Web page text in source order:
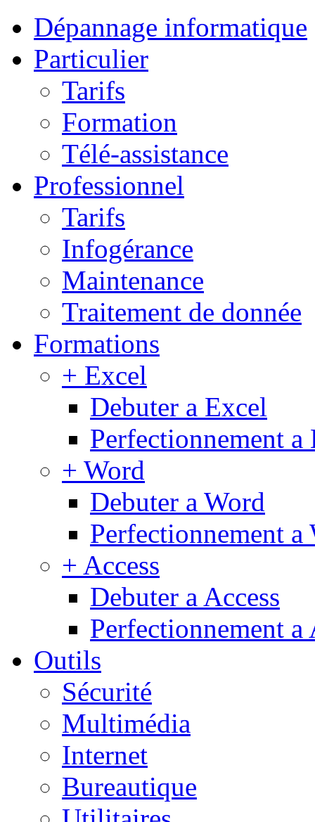
Dépannage informatique
Particulier
Tarifs
Formation
Télé-assistance
Professionnel
Tarifs
Infogérance
Maintenance
Traitement de donnée
Formations
+ Excel
Debuter a Excel
Perfectionnement a
+ Word
Debuter a Word
Perfectionnement a
+ Access
Debuter a Access
Perfectionnement a
Outils
Sécurité
Multimédia
Internet
Bureautique